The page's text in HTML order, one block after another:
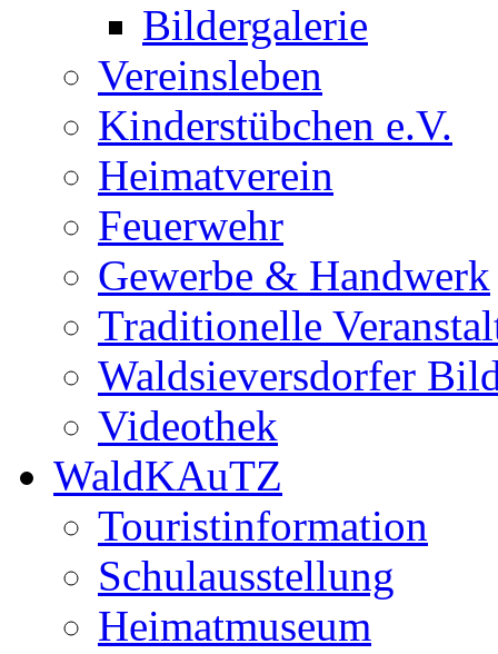
Bildergalerie
Vereinsleben
Kinderstübchen e.V.
Heimatverein
Feuerwehr
Gewerbe & Handwerk
Traditionelle
Waldsieversdorfer
Videothek
WaldKAuTZ
Touristinformation
Schulausstellung
Heimatmuseum